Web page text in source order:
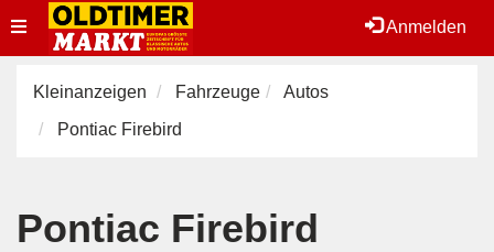
Anmelden
Toggle
navigation
Kleinanzeigen Fahrzeuge
Autos
Pontiac Firebird
Pontiac Firebird